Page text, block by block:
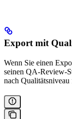
Export mit
Wenn Sie einen
seinen QA-Review-
nach